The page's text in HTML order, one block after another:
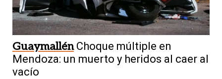
Guaymallén Choque múltiple en
Mendoza: un muerto y heridos al caer al
vacío